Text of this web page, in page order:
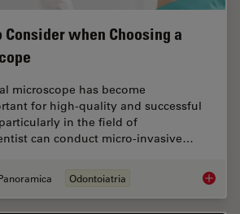
Consider when Choosing a
microscope has become
for high-quality and successful
in the field of
can conduct micro-invasive…
Odontoiatria Six